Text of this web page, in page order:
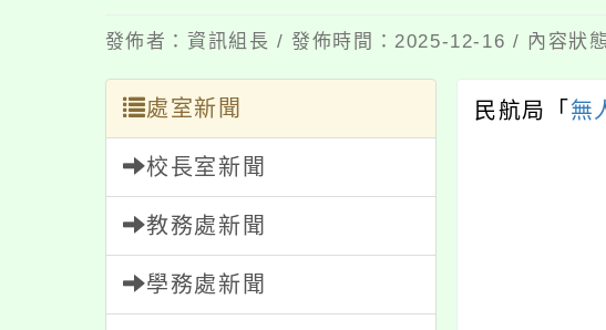
發佈者：資訊組長 / 發佈時間：2025-12-16 / 內容狀
處室新聞
校長室新聞
教務處新聞
學務處新聞
民航局「 無